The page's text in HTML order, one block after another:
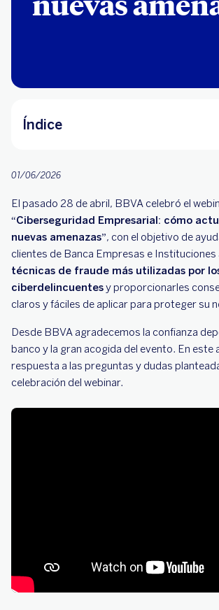
Índice
ciberseguridad? ¿Hay un
pueda compartir?
Cuando hacemos una
hace poco se verifica el
número de cuenta. Sin embargo,
verificación de remesas de pago
varios proveedores. ¿Para cuándo
¿Hay algún antivirus que
¿Debemos desconfiar de los
antivirus es el mejor actualmente?
¿Cómo podemos reconocer un
de ciberataques?
01/06/2026
El pasado 28 de abril, BBVA celebró el
“Ciberseguridad Empresarial: cómo
nuevas amenazas”, con el objetivo de
clientes de Banca Empresas e Instituciones
técnicas de fraude más utilizadas por
ciberdelincuentesy proporcionarles
claros y fáciles de aplicar para proteger su
Desde BBVA agradecemos la confianza
banco y la gran acogida del evento. En este
respuesta a las preguntas y dudas
celebración del webinar.